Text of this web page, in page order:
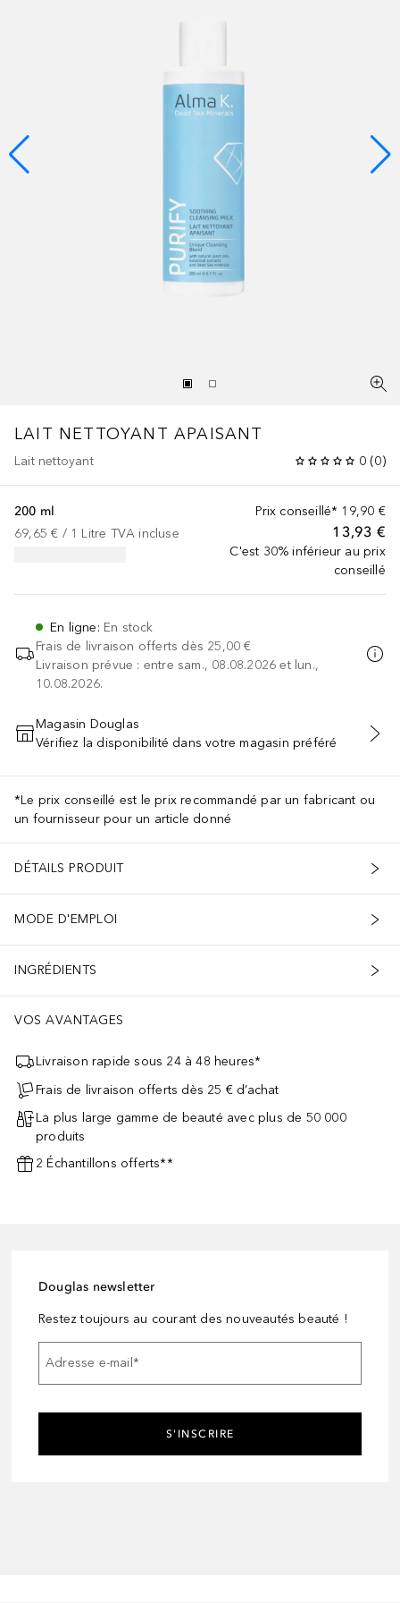
LAIT NETTOYANT APAISANT
Lait nettoyant 0 (0)
Prix conseillé* 19,90 €
13,93 €
C'est 30% inférieur au prix
conseillé
200 ml
69,65 € / 1 Litre TVA incluse
En ligne: En stock
Frais de livraison offerts dès 25,00 €
Livraison prévue : entre sam., 08.08.2026 et lun.,
10.08.2026.
AJOUTER AU PANIER
Magasin Douglas
Vérifiez la disponibilité dans votre magasin préféré
*Le prix conseillé est le prix recommandé par un fabricant ou
un fournisseur pour un article donné
DÉTAILS PRODUIT
MODE D'EMPLOI
INGRÉDIENTS
VOS AVANTAGES
Livraison rapide sous 24 à 48 heures*
Frais de livraison offerts dès 25 € d’achat
La plus large gamme de beauté avec plus de 50 000
produits
2 Échantillons offerts**
Douglas newsletter
Restez toujours au courant des nouveautés beauté !
Adresse e-mail*
S'INSCRIRE